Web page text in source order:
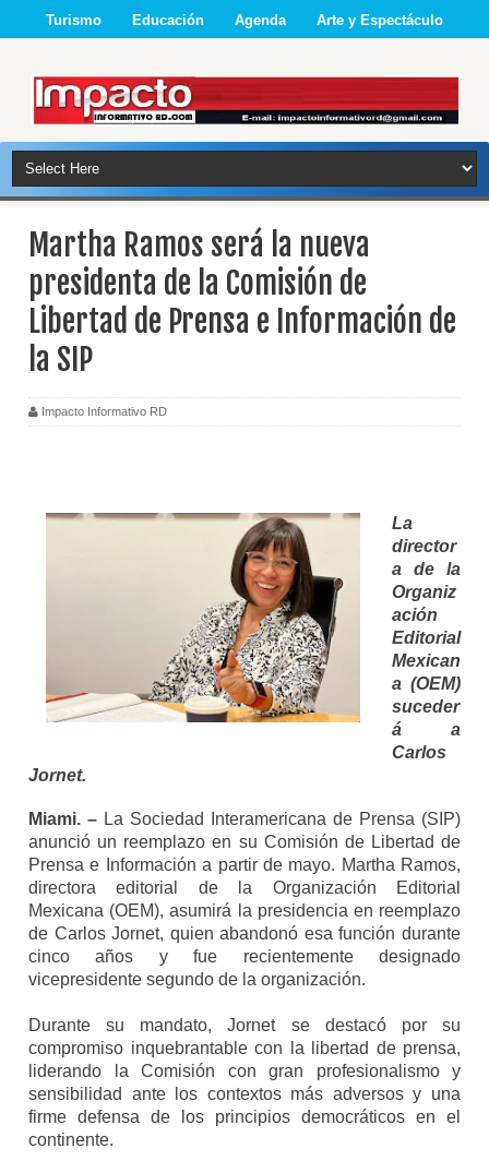
Turismo Educación Agenda Arte y Espectáculo
Martha Ramos será la nueva
presidenta de la Comisión de
Libertad de Prensa e Información de
la SIP
Impacto Informativo RD
La
director
a de la
Organiz
ación
Editorial
Mexican
a (OEM)
suceder
á a
Carlos
Jornet.
Miami. – La Sociedad Interamericana de Prensa (SIP)
anunció un reemplazo en su Comisión de Libertad de
Prensa e Información a partir de mayo. Martha Ramos,
directora editorial de la Organización Editorial
Mexicana (OEM), asumirá la presidencia en reemplazo
de Carlos Jornet, quien abandonó esa función durante
cinco años y fue recientemente designado
vicepresidente segundo de la organización.
Durante su mandato, Jornet se destacó por su
compromiso inquebrantable con la libertad de prensa,
liderando la Comisión con gran profesionalismo y
sensibilidad ante los contextos más adversos y una
firme defensa de los principios democráticos en el
continente.